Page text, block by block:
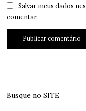
Salvar meus dados
comentar.
Busque no SITE